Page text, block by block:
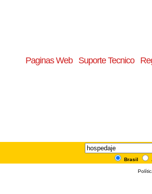
Paginas Web Suporte Tecnico
Brasil